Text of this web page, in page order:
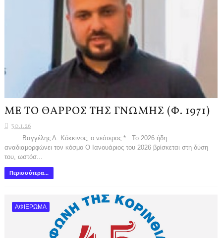
ΜΕ ΤΟ ΘΑΡΡΟΣ ΤΗΣ ΓΝΩΜΗΣ (Φ. 1971)
30.1.26
Βαγγέλης Δ. Κόκκινος, ο νεότερος * To 2026 ήδη
αναδιαμορφώνει τον κόσμο Ο Ιανουάριος του 2026 βρίσκεται στη δύση
του, ωστόσ...
Περισσότερα...
ΑΦΙΕΡΩΜΑ